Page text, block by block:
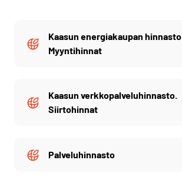
Kaasun energiakaupan hinnasto.
Myyntihinnat
Kaasun verkkopalveluhinnasto.
Siirtohinnat
Palveluhinnasto